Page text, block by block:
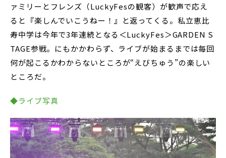
ァミリーとフレンズ（LuckyFesの観客）が歓声で応え
ると『楽しんでいこうねー！』と返ってくる。私立恵比
寿中学は今年で3年連続となる＜LuckyFes＞GARDEN S
TAGE参戦。にもかかわらず、ライブが始まるまでは毎回
何が起こるかわからないところが“えびちゅう”の楽しい
ところだ。
◆ライブ写真